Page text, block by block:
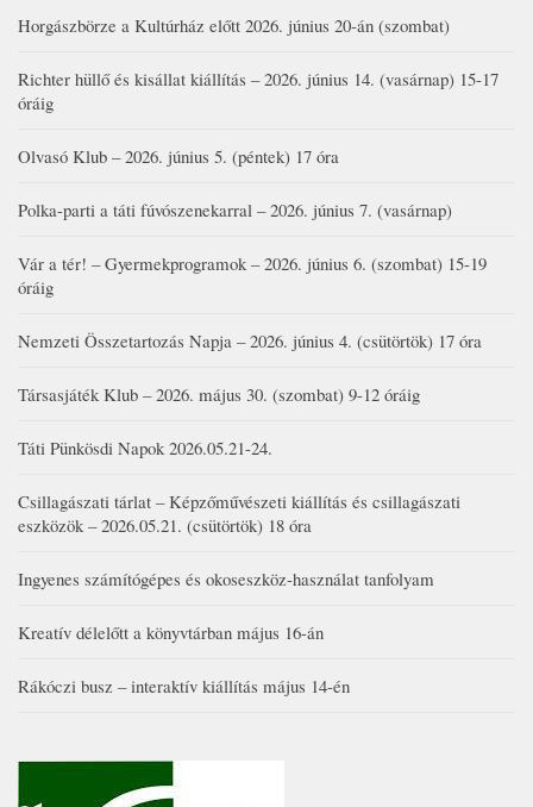
Horgászbörze a Kultúrház előtt 2026. június 20-án (szombat)
Richter hüllő és kisállat kiállítás – 2026. június 14. (vasárnap) 15-17
óráig
Olvasó Klub – 2026. június 5. (péntek) 17 óra
Polka-parti a táti fúvószenekarral – 2026. június 7. (vasárnap)
Vár a tér! – Gyermekprogramok – 2026. június 6. (szombat) 15-19
óráig
Nemzeti Összetartozás Napja – 2026. június 4. (csütörtök) 17 óra
Társasjáték Klub – 2026. május 30. (szombat) 9-12 óráig
Táti Pünkösdi Napok 2026.05.21-24.
Csillagászati tárlat – Képzőművészeti kiállítás és csillagászati
eszközök – 2026.05.21. (csütörtök) 18 óra
Ingyenes számítógépes és okoseszköz-használat tanfolyam
Kreatív délelőtt a könyvtárban május 16-án
Rákóczi busz – interaktív kiállítás május 14-én